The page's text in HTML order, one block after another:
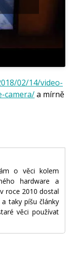
02/14/video-
camera/a mírně
o věci kolem
hardware a
roce 2010 dostal
taky píšu články
věci používat